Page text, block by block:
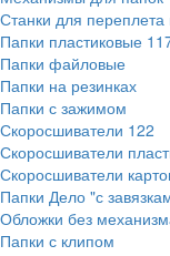
Станки для
Папки пластиковые
Папки файловые
Папки на резинках
Папки с зажимом
Скоросшиватели 122
Скоросшиватели
Скоросшиватели
Папки Дело "с
Обложки без
Папки с клипом